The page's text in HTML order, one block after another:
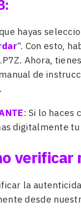
hayas
“. Con esto,
Ahora,
de
.
: Si lo haces
digitalmente
verificar
la
desde